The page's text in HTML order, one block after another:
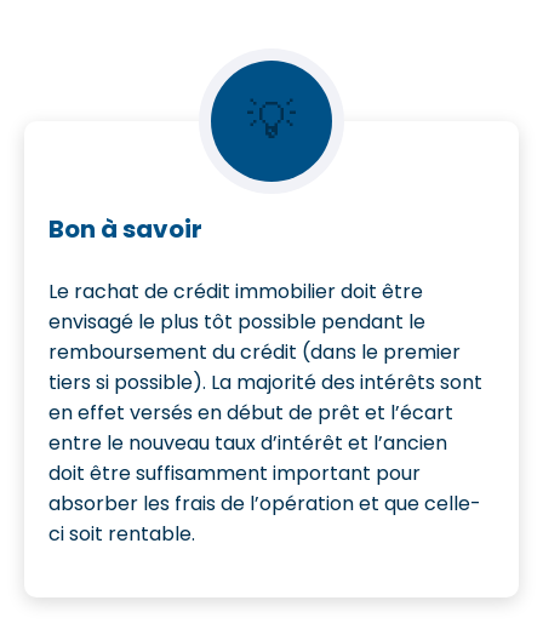
💡
Bon à savoir
Le rachat de crédit immobilier doit être
envisagé le plus tôt possible pendant le
remboursement du crédit (dans le premier
tiers si possible). La majorité des intérêts sont
en effet versés en début de prêt et l’écart
entre le nouveau taux d’intérêt et l’ancien
doit être suffisamment important pour
absorber les frais de l’opération et que celle-
ci soit rentable.